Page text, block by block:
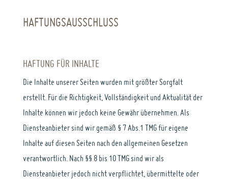
HAFTUNGSAUSSCHLUSS
HAFTUNG FÜR INHALTE
Die Inhalte unserer Seiten wurden mit größter Sorgfalt
erstellt. Für die Richtigkeit, Vollständigkeit und Aktualität der
Inhalte können wir jedoch keine Gewähr übernehmen. Als
Diensteanbieter sind wir gemäß § 7 Abs.1 TMG für eigene
Inhalte auf diesen Seiten nach den allgemeinen Gesetzen
verantwortlich. Nach §§ 8 bis 10 TMG sind wir als
Diensteanbieter jedoch nicht verpflichtet, übermittelte oder